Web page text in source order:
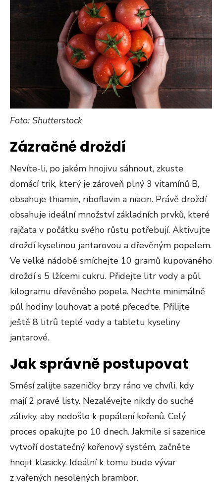
Foto: Shutterstock
Zázračné droždí
Nevíte-li, po jakém hnojivu sáhnout, zkuste
domácí trik, který je zároveň plný 3 vitamínů B,
obsahuje thiamin, riboflavin a niacin. Právě droždí
obsahuje ideální množství základních prvků, které
rajčata v počátku svého růstu potřebují. Aktivujte
droždí kyselinou jantarovou a dřevěným popelem.
Ve velké nádobě smíchejte 10 gramů kupovaného
droždí s 5 lžícemi cukru. Přidejte litr vody a půl
kilogramu dřevěného popela. Nechte minimálně
půl hodiny louhovat a poté přeceďte. Přilijte
ještě 8 litrů teplé vody a tabletu kyseliny
jantarové.
Jak správně postupovat
Směsí zalijte sazeničky brzy ráno ve chvíli, kdy
mají 2 pravé listy. Nezalévejte nikdy do suché
zálivky, aby nedošlo k popálení kořenů. Celý
proces opakujte po 10 dnech. Jakmile si sazenice
vytvoří dostatečný kořenový systém, začněte
hnojit klasicky. Ideální k tomu bude vývar
z vařených nesolených brambor.